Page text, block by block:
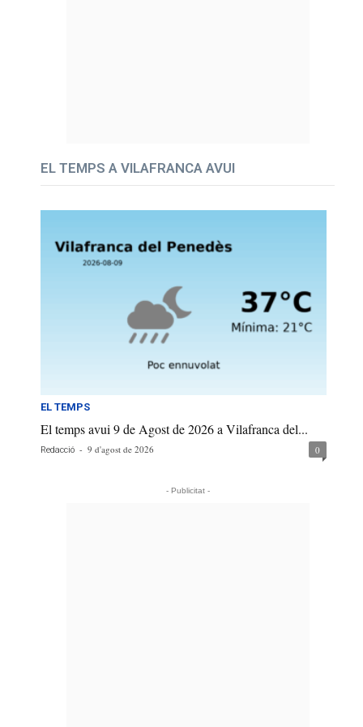
EL TEMPS A VILAFRANCA AVUI
EL TEMPS
El temps avui 9 de Agost de 2026 a Vilafranca del...
Redacció - 9 d'agost de 2026 0
- Publicitat -